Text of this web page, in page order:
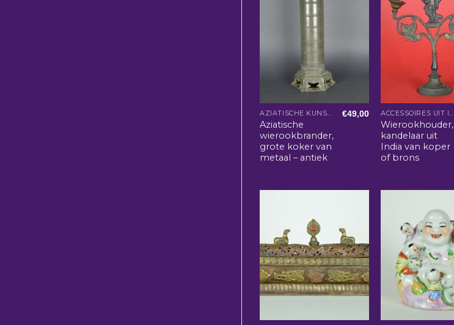
AZIATISCHE KUNST EN WOONACCESSOIRES
Aziatische
wierookbrander,
grote koker van
metaal – antiek
€49,00 ACCESSOIRES UIT INDIA
Wierookhouder,
kandelaar uit
India van koper
of brons